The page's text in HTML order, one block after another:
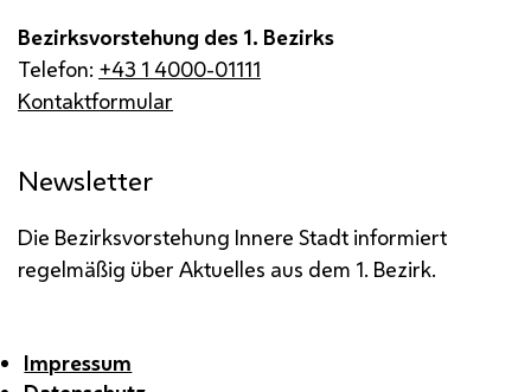
Bezirksvorstehung des 1. Bezirks
Telefon: +43 1 4000-01111
Kontaktformular
Newsletter
Die Bezirksvorstehung Innere Stadt informiert
regelmäßig über Aktuelles aus dem 1. Bezirk.
Impressum